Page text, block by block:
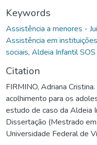
Keywords
Assistência a menores -
Assistência em
sociais, Aldeia Infantil SOS
Citation
FIRMINO, Adriana
acolhimento para os
estudo de caso da Aldeia
Dissertação (Mestrado
Universidade Federal de